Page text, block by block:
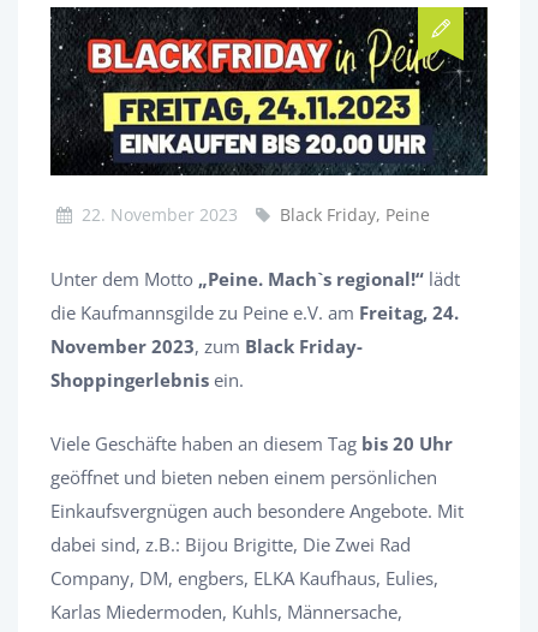
22. November 2023 Black Friday, Peine
Unter dem Motto „Peine. Mach`s regional!“ lädt
die Kaufmannsgilde zu Peine e.V. am Freitag, 24.
November 2023, zum Black Friday-
Shoppingerlebnis ein.
Viele Geschäfte haben an diesem Tag bis 20 Uhr
geöffnet und bieten neben einem persönlichen
Einkaufsvergnügen auch besondere Angebote. Mit
dabei sind, z.B.: Bijou Brigitte, Die Zwei Rad
Company, DM, engbers, ELKA Kaufhaus, Eulies,
Karlas Miedermoden, Kuhls, Männersache,